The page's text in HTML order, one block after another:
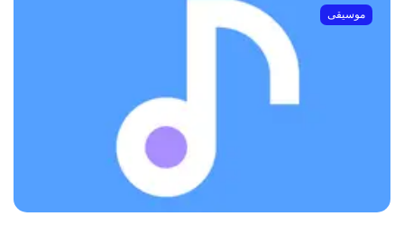
موسیقی